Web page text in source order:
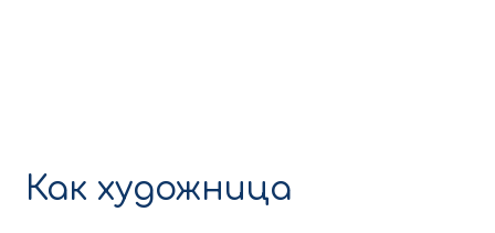
Как художница